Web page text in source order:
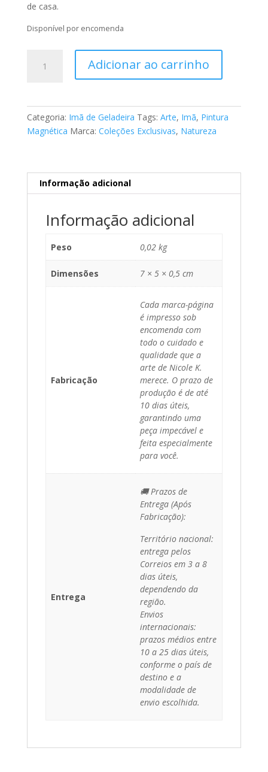
de casa.
Disponível por encomenda
quantidade
Adicionar ao carrinho
Categoria: Imã de Geladeira Tags: Arte, Imã, Pintura
Magnética Marca: Coleções Exclusivas, Natureza
Informação adicional
Informação adicional
Peso 0,02 kg
Dimensões 7 × 5 × 0,5 cm
Fabricação
Cada marca-página
é impresso sob
encomenda com
todo o cuidado e
qualidade que a
arte de Nicole K.
merece. O prazo de
produção é de até
10 dias úteis,
garantindo uma
peça impecável e
feita especialmente
para você.
Entrega
🚚 Prazos de
Entrega (Após
Fabricação):
Território nacional:
entrega pelos
Correios em 3 a 8
dias úteis,
dependendo da
região.
Envios
internacionais:
prazos médios entre
10 a 25 dias úteis,
conforme o país de
destino e a
modalidade de
envio escolhida.